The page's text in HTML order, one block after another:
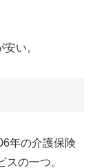
い。
年の介護保険
の一つ。